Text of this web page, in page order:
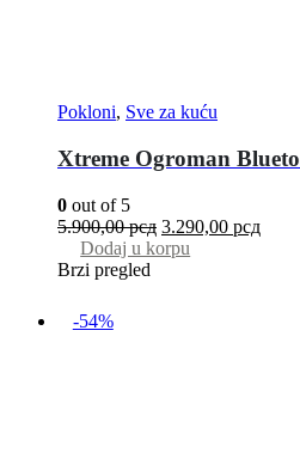
Pokloni, Sve za kuću
Xtreme Ogroman
0 out of 5
5.900,00рсд 3.290,00 рсд
Dodaj u korpu
Brzi pregled
-54%